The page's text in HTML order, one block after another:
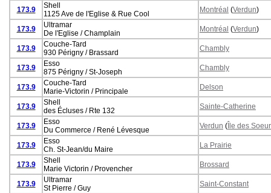
173.9
Shell
1125 Ave de l'Eglise & Rue Cool
Montréal (Verdun)
173.9
Ultramar
De l'Eglise / Champlain
Montréal (Verdun)
173.9
Couche-Tard
930 Périgny / Brassard
Chambly
173.9
Esso
875 Périgny / St-Joseph
Chambly
173.9
Couche-Tard
Marie-Victorin / Principale
Delson
173.9
Shell
des Écluses / Rte 132
Sainte-Catherine
173.9
Esso
Du Commerce / René Lévesque
Verdun (Île des
173.9
Esso
Ch. St-Jean/du Maire
La Prairie
173.9
Shell
Marie Victorin / Provencher
Brossard
173.9
Ultramar
St Pierre / Guy
Saint-Constant